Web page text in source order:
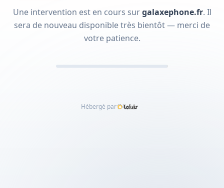
Une intervention est en cours surgalaxephone.fr. Il
sera de nouveau disponible très bientôt — merci de
votre patience.
Hébergé par